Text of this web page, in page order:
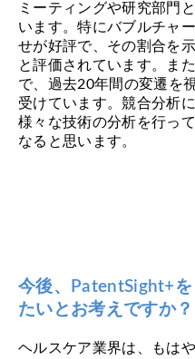
ミーティングや研究部門
います。特にバブルチャ
せが好評で、その割合を
と評価されています。ま
で、過去20年間の変遷を
受けています。競合分析
様々な技術の分析を行っ
なると思います。
今後、PatentSight+
たいとお考えですか？
ヘルスケア業界は、もは